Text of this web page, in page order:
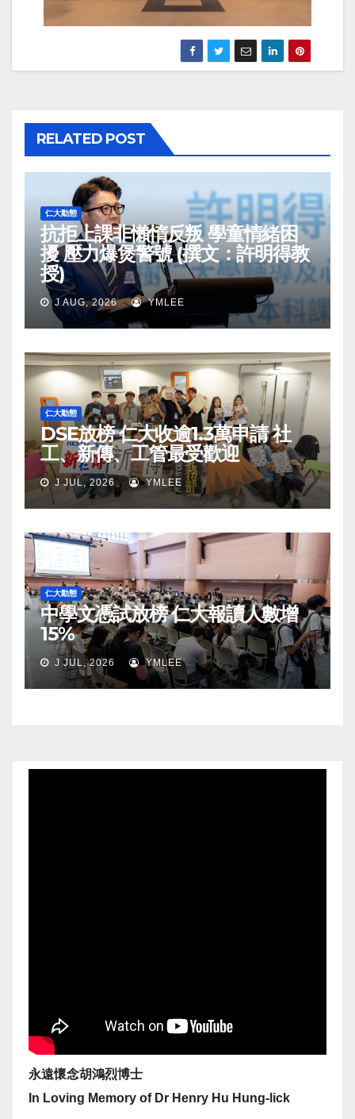
RELATED POST
仁大動態
抗拒上課非懶惰反叛 學童情緒困
擾 壓力爆煲警號 (撰文：許明得教
授)
J AUG, 2026 YMLEE
仁大動態
DSE放榜 仁大收逾1.3萬申請 社
工、新傳、工管最受歡迎
J JUL, 2026 YMLEE
仁大動態
中學文憑試放榜 仁大報讀人數增
15%
J JUL, 2026 YMLEE
永遠懷念胡鴻烈博士
In Loving Memory of Dr Henry Hu Hung-lick